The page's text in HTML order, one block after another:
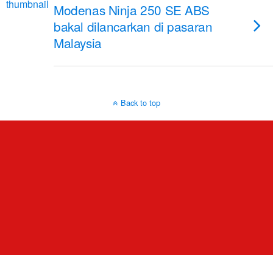
Modenas Ninja 250 SE ABS
bakal dilancarkan di pasaran
Malaysia
Back to top